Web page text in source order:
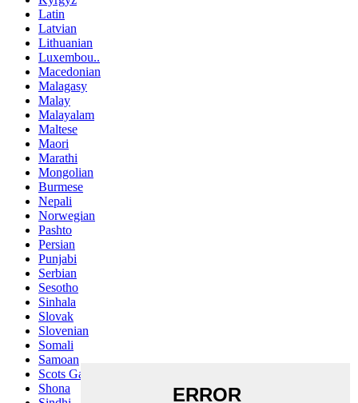
Latin
Latvian
Lithuanian
Luxembou..
Macedonian
Malagasy
Malay
Malayalam
Maltese
Maori
Marathi
Mongolian
Burmese
Nepali
Norwegian
Pashto
Persian
Punjabi
Serbian
Sesotho
Sinhala
Slovak
Slovenian
Somali
Samoan
Scots Gaelic
Shona